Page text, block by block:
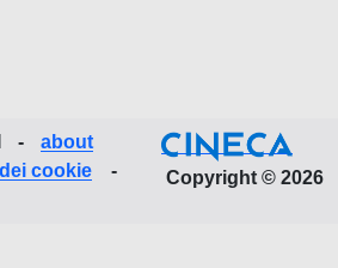
-
about
cookie
-
Copyright © 2026